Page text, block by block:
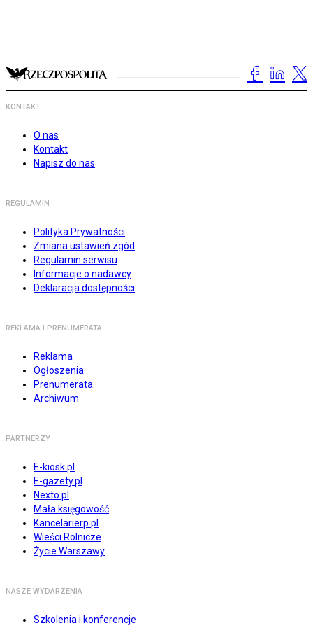
KONTAKT
O nas
Kontakt
Napisz do nas
REGULAMIN
Polityka Prywatności
Zmiana ustawień zgód
Regulamin serwisu
Informacje o nadawcy
Deklaracja dostępności
REKLAMA I PRENUMERATA
Reklama
Ogłoszenia
Prenumerata
Archiwum
PARTNERZY
E-kiosk.pl
E-gazety.pl
Nexto.pl
Mała księgowość
Kancelarierp.pl
Wieści Rolnicze
Życie Warszawy
NASZE WYDARZENIA
Szkolenia i konferencje